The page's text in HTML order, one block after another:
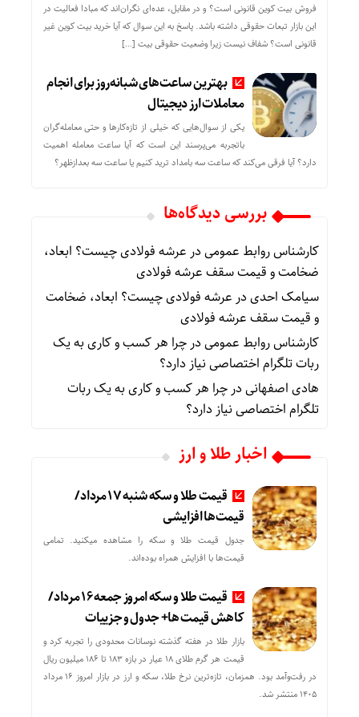
فروش بیت کوین قانونی است؟ و در مقابل، عده‌ای نگران‌اند که مبادا فعالیت در
این بازار تبعات حقوقی داشته باشد. پاسخ به این سوال که آیا خرید بیت کوین غیر
قانونی است؟ شفاف نیست زیرا وضعیت حقوقی بیت‌ […]
بهترین ساعت‌های شبانه‌روز برای انجام
معاملات ارز دیجیتال
یکی از سوال‌هایی که خیلی از تازه‌کارها و حتی معامله‌گران
باتجربه می‌پرسند این است که آیا ساعت معامله اهمیت
دارد؟ آیا فرقی می‌کند که ساعت سه بامداد ترید کنیم یا ساعت سه بعدازظهر؟
بررسی دیدگاه‌ها
کارشناس روابط عمومیدر عرشه فولادی چیست؟ ابعاد،
ضخامت و قیمت سقف عرشه فولادی
سیامک احدیدر عرشه فولادی چیست؟ ابعاد، ضخامت
و قیمت سقف عرشه فولادی
کارشناس روابط عمومیدرچرا هر کسب‌ و کاری به یک
ربات تلگرام اختصاصی نیاز دارد؟
هادی اصفهانیدرچرا هر کسب‌ و کاری به یک ربات
تلگرام اختصاصی نیاز دارد؟
اخبار طلا و ارز
قیمت طلا و سکه شنبه 17 مرداد/
قیمت‌ها افزایشی
جدول قیمت طلا و سکه را مشاهده میکنید. تمامی
قیمت‌ها با افزایش همراه بوده‌اند.
قیمت طلا و سکه امروز جمعه ۱۶ مرداد/
کاهش قیمت ها+ جدول و جزییات
بازار طلا در هفته گذشته نوسانات محدودی را تجربه کرد و
قیمت هر گرم طلای ۱۸ عیار در بازه ۱۸۳ تا ۱۸۶ میلیون ریال
در رفت‌وآمد بود. همزمان، تازه‌ترین نرخ طلا، سکه و ارز در بازار امروز ۱۶ مرداد
۱۴۰۵ منتشر شد.